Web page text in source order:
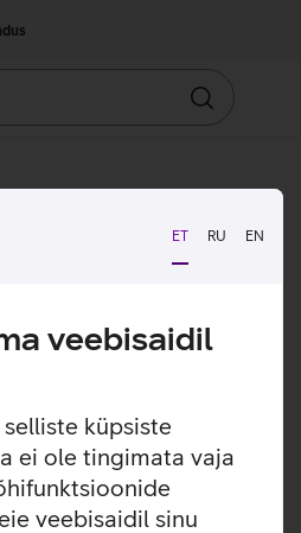
ET RU EN
veebisaidil
küpsiste
ei ole tingimata vaja
veebisaidil sinu
Otsin